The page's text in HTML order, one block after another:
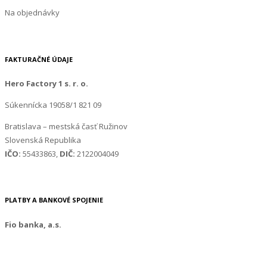
Na objednávky
FAKTURAČNÉ ÚDAJE
Hero Factory 1 s. r. o.
Súkennícka 19058/1 821 09
Bratislava – mestská časť Ružinov
Slovenská Republika
IČO: 55433863, DIČ: 2122004049
PLATBY A BANKOVÉ SPOJENIE
Fio banka, a.s.